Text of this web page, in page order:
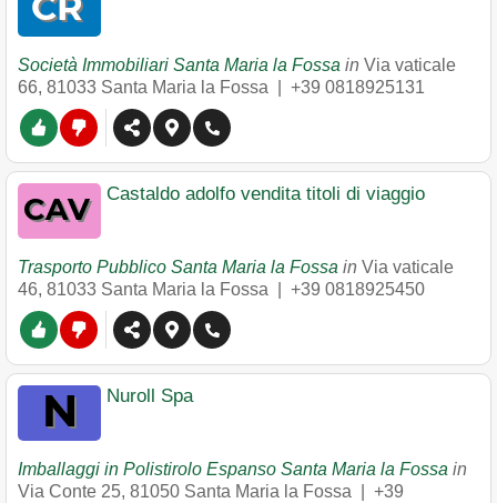
Società Immobiliari Santa Maria la Fossa in Via vaticale
66, 81033 Santa Maria la Fossa +39 0818925131
Castaldo adolfo vendita titoli di viaggio
Trasporto Pubblico Santa Maria la Fossa in Via vaticale
46, 81033 Santa Maria la Fossa +39 0818925450
Nuroll Spa
Imballaggi in Polistirolo Espanso Santa Maria la Fossa in
Via Conte 25, 81050 Santa Maria la Fossa
+39